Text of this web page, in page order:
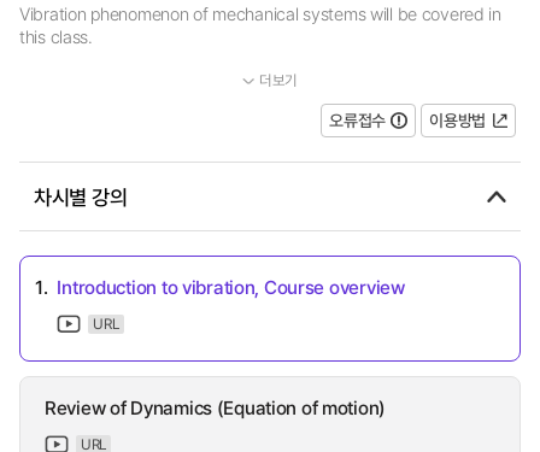
Vibration phenomenon of mechanical systems will be covered in
this class.
To obtain in-depth understanding of vibration phenomenon of th...
더보기
오류접수 이용방법
차시별 강의
1. Introduction to vibration, Course overview
URL
Review of Dynamics (Equation of motion)
URL